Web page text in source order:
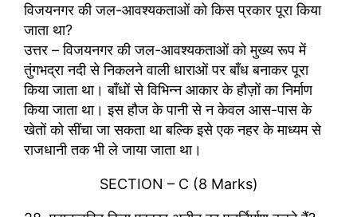
विजयनगर की जल-आवश्यकताओं को किस प्रकार पूरा किया
जाता था?
उत्तर – विजयनगर की जल-आवश्यकताओं को मुख्य रूप में
तुंगभद्रा नदी से निकलने वाली धाराओं पर बाँध बनाकर पूरा
किया जाता था। बाँधों से विभिन्न आकार के हौज़ों का निर्माण
किया जाता था। इस हौज के पानी से न केवल आस-पास के
खेतों को सींचा जा सकता था बल्कि इसे एक नहर के माध्यम से
राजधानी तक भी ले जाया जाता था।
SECTION – C (8 Marks)